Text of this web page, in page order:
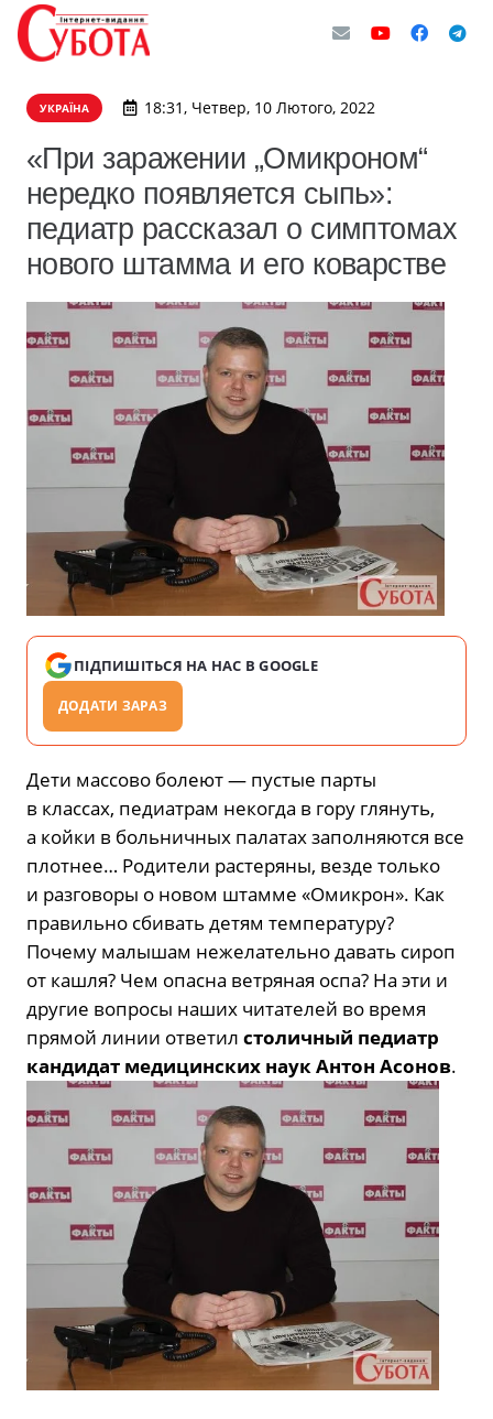
УКРАЇНА 18:31, Четвер, 10 Лютого, 2022
«При заражении „Омикроном“
нередко появляется сыпь»:
педиатр рассказал о симптомах
нового штамма и его коварстве
ПІДПИШІТЬСЯ НА НАС В GOOGLE
ДОДАТИ ЗАРАЗ
Дети массово болеют — пустые парты
в классах, педиатрам некогда в гору глянуть,
а койки в больничных палатах заполняются все
плотнее… Родители растеряны, везде только
и разговоры о новом штамме «Омикрон». Как
правильно сбивать детям температуру?
Почему малышам нежелательно давать сироп
от кашля? Чем опасна ветряная оспа? На эти и
другие вопросы наших читателей во время
прямой линии ответил столичный педиатр
кандидат медицинских наук Антон Асонов.